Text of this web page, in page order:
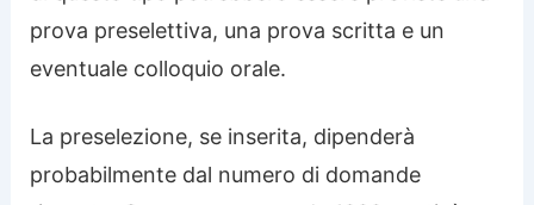
prova preselettiva, una prova scritta e un
eventuale colloquio orale.
La preselezione, se inserita, dipenderà
probabilmente dal numero di domande